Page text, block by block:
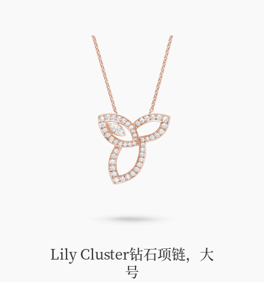
Lily Cluster钻石项链，大
号